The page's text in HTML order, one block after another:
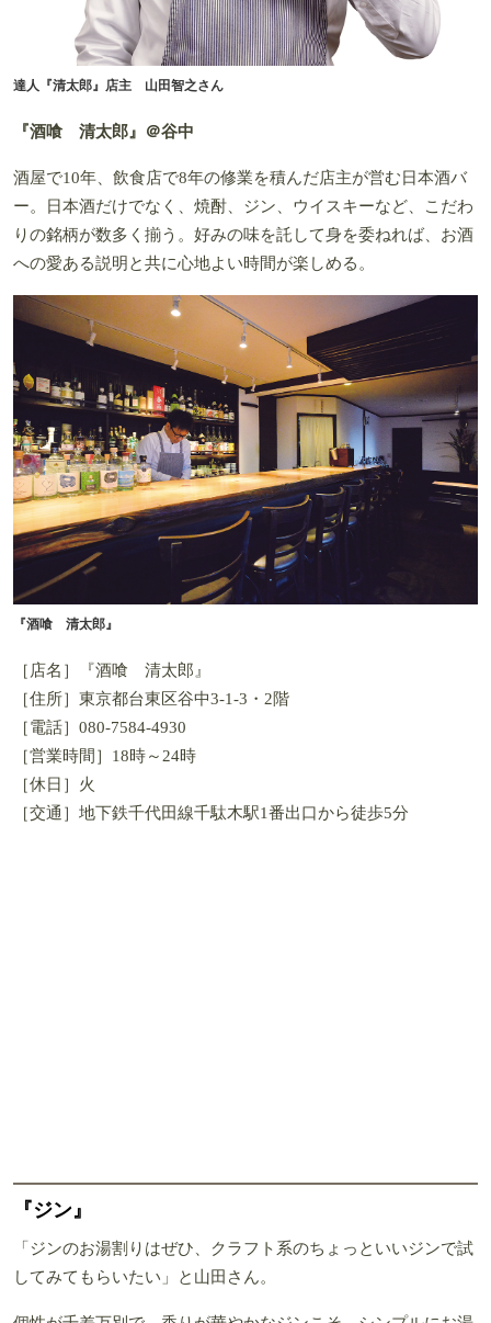
達人『清太郎』店主 山田智之さん
『酒喰 清太郎』＠谷中
酒屋で10年、飲食店で8年の修業を積んだ店主が営む日本酒バ
ー。日本酒だけでなく、焼酎、ジン、ウイスキーなど、こだわ
りの銘柄が数多く揃う。好みの味を託して身を委ねれば、お酒
への愛ある説明と共に心地よい時間が楽しめる。
『酒喰 清太郎』
［店名］『酒喰 清太郎』
［住所］東京都台東区谷中3-1-3・2階
［電話］080-7584-4930
［営業時間］18時～24時
［休日］火
［交通］地下鉄千代田線千駄木駅1番出口から徒歩5分
『ジン』
「ジンのお湯割りはぜひ、クラフト系のちょっといいジンで試
してみてもらいたい」と山田さん。